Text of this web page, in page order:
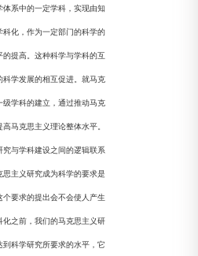
系中的一定学科，实现由知
化，作为一定部门的科学的
提高。这种科学与学科的互
学发展的相互促进。就马克
级学科的建立，通过推动马克
马克思主义理论整体水平。
究与学科建设之间的逻辑联系
主义研究成为科学的要求是
要求的提出会不会使人产生
之前，我们的马克思主义研
科学研究所要求的水平，它